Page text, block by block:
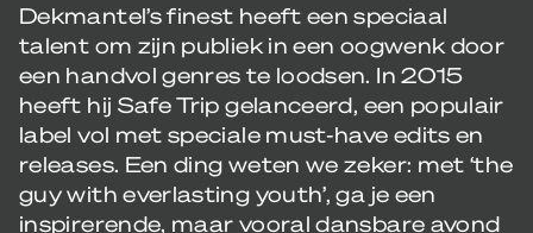
Dekmantel’s finest heeft een speciaal
talent om zijn publiek in een oogwenk door
een handvol genres te loodsen. In 2015
heeft hij Safe Trip gelanceerd, een populair
label vol met speciale must-have edits en
releases. Een ding weten we zeker: met ‘the
guy with everlasting youth’, ga je een
inspirerende, maar vooral dansbare avond